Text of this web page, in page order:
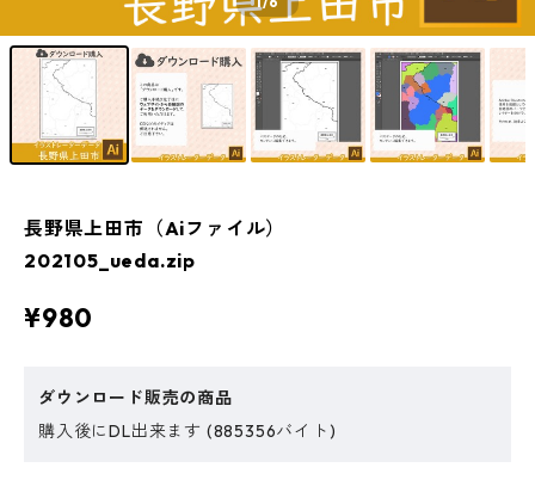
長野県上田市（Aiファイル）
202105_ueda.zip
¥980
ダウンロード販売の商品
購入後にDL出来ます (885356バイト)